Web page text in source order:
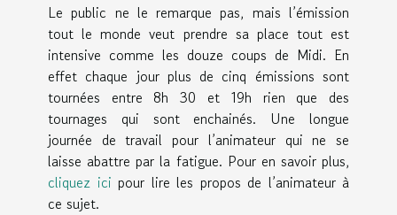
Le public ne le remarque pas, mais l’émission
tout le monde veut prendre sa place tout est
intensive comme les douze coups de Midi. En
effet chaque jour plus de cinq émissions sont
tournées entre 8h 30 et 19h rien que des
tournages qui sont enchainés. Une longue
journée de travail pour l’animateur qui ne se
laisse abattre par la fatigue. Pour en savoir plus,
cliquez ici pour lire les propos de l’animateur à
ce sujet.